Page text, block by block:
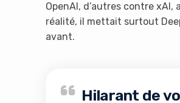
OpenAI, d’autres contre xAI,
réalité, il mettait surtout
avant.
Hilarant de